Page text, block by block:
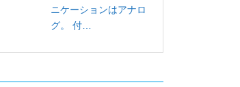
ニケーションはアナロ
グ。 付…